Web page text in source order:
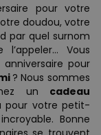
pour votre
doudou, votre
par quel surnom
Vous
pour
? Nous sommes
un cadeau
pour votre petit-
Bonne